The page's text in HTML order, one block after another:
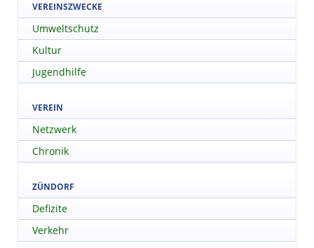
VEREINSZWECKE
Umweltschutz
Kultur
Jugendhilfe
VEREIN
Netzwerk
Chronik
ZÜNDORF
Defizite
Verkehr